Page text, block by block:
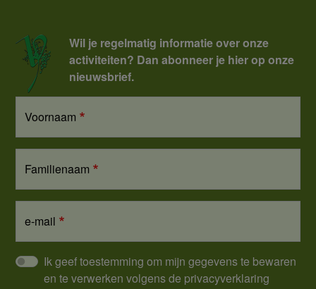
Wil je regelmatig informatie over onze
activiteiten? Dan abonneer je hier op onze
nieuwsbrief.
Voornaam
Familienaam
e-mail
Ik geef toestemming om mijn gegevens te bewaren
en te verwerken volgens de privacyverklaring